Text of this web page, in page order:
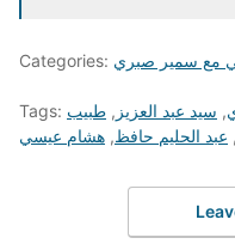
Categories: مع سمير صبري
Tags: , سيد عبد العزيز , طبيب
, عبد الحليم حافظ, هشام عيسي